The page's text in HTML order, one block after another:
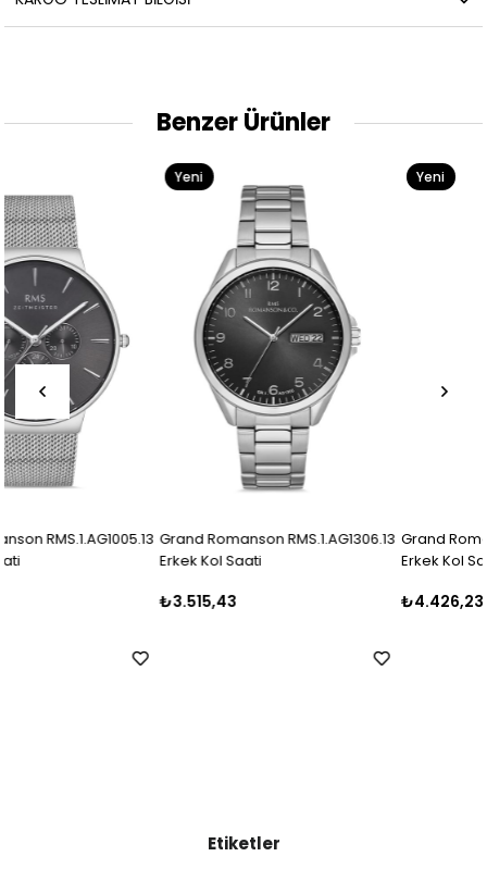
Benzer Ürünler
Grand Romanson RMS.1.AG1306.13
Erkek Kol Saati
Ürün
Grand Romanson GR.1.AG1125.04
Erkek Kol Saati
Ürün
Etiketler